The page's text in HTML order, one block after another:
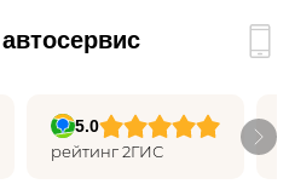
5.0
рейтинг 2ГИС